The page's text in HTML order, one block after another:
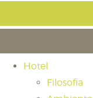
Hotel
Filosofia